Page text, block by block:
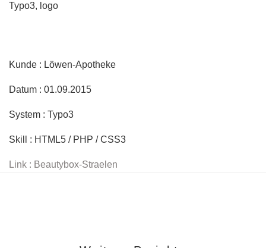
Typo3, logo
Kunde : Löwen-Apotheke
Datum : 01.09.2015
System : Typo3
Skill : HTML5 / PHP / CSS3
Link : Beautybox-Straelen